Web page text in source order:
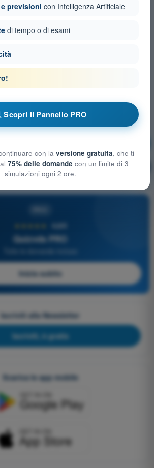
aeronautica Allenamento!
Spiegazione domanda
4,6/5
Quizvds PRO
Inizia subito
Iscriviti alla Newsletter
Iscriviti, è gratis
Scarica le app mobile
previsioni con Intelligenza Artificiale
di tempo o di esami
Scopri il Pannello PRO
con la versione gratuita, che ti
75% delle domande con un limite di 3
simulazioni ogni 2 ore.